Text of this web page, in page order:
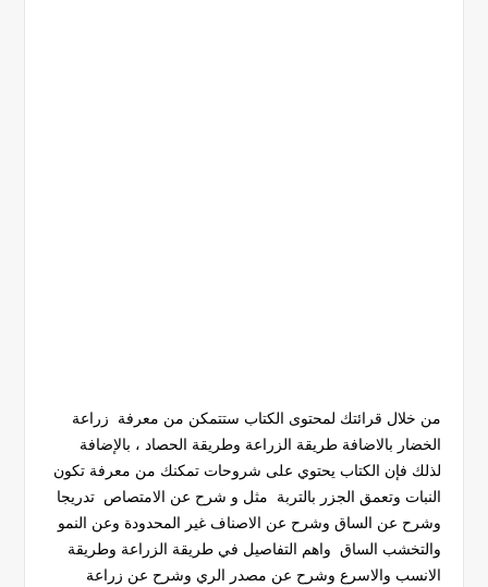
من خلال قرائتك لمحتوى الكتاب ستتمكن من معرفة زراعة
الخضار بالاضافة طريقة الزراعة وطريقة الحصاد ، بالإضافة
لذلك فإن الكتاب يحتوي على شروحات تمكنك من معرفة تكون
النبات وتعمق الجزر بالتربة مثل و شرح عن الامتصاص تدريجا
وشرح عن الساق وشرح عن الاصناف غير المحدودة وعن النمو
والتخشب الساق واهم التفاصيل في طريقة الزراعة وطريقة
الانسب والاسرع وشرح عن مصدر الري وشرح عن زراعة